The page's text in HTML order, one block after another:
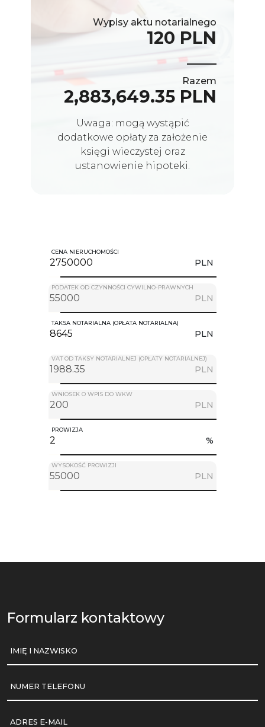
Wypisy aktu notarialnego
120 PLN
Razem
2,883,649.35 PLN
Uwaga: mogą wystąpić
dodatkowe opłaty za założenie
księgi wieczystej oraz
ustanowienie hipoteki.
CENA NIERUCHOMOŚCI
PLN
PODATEK OD CZYNNOŚCI CYWILNO-PRAWNYCH
PLN
TAKSA NOTARIALNA (OPŁATA NOTARIALNA)
PLN
VAT OD TAKSY NOTARIALNEJ (OPŁATY NOTARIALNEJ)
PLN
WNIOSEK O WPIS DO WKW
PLN
PROWIZJA
%
WYSOKOŚĆ PROWIZJI
PLN
Formularz kontaktowy
IMIĘ I NAZWISKO
NUMER TELEFONU
ADRES E-MAIL